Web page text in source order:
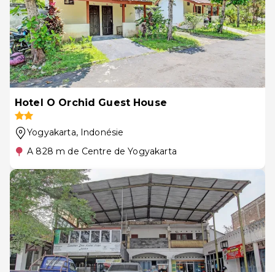
Hotel O Orchid Guest House
Yogyakarta, Indonésie
A 828 m de Centre de Yogyakarta